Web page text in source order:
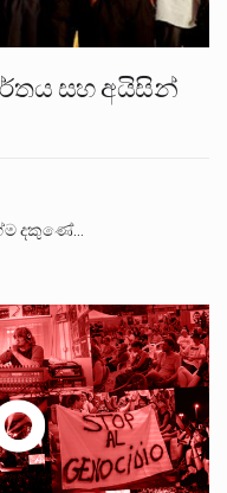
සහ අයිසින්
දකුණේ…